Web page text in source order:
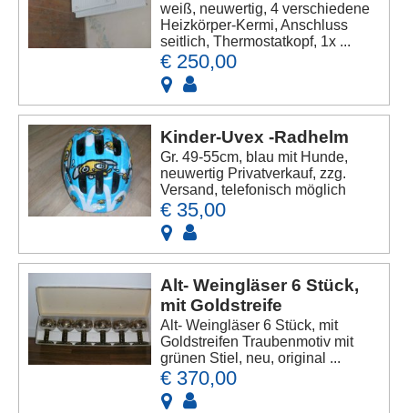
weiß, neuwertig, 4 verschiedene
Heizkörper-Kermi, Anschluss
seitlich, Thermostatkopf, 1x ...
€ 250,00
Kinder-Uvex -Radhelm
Gr. 49-55cm, blau mit Hunde,
neuwertig Privatverkauf, zzg.
Versand, telefonisch möglich
€ 35,00
Alt- Weingläser 6 Stück,
mit Goldstreife
Alt- Weingläser 6 Stück, mit
Goldstreifen Traubenmotiv mit
grünen Stiel, neu, original ...
€ 370,00